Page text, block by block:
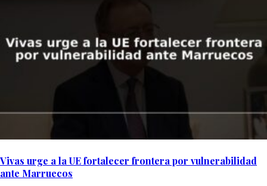
Vivas urge a la UE fortalecer frontera por vulnerabilidad
ante Marruecos